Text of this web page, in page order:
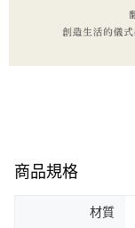
商品規格
材質